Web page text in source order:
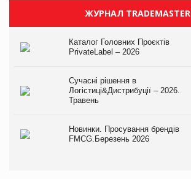
ЖУРНАЛ TRADEMASTER
Каталог Головних Проєктів
PrivateLabel – 2026
Сучасні рішення в
Логістиці&Дистрибуції – 2026.
Травень
Новинки. Просування брендів
FMCG.Березень 2026